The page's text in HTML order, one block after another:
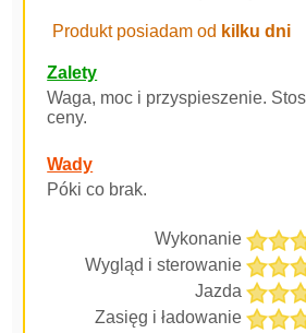
Produkt posiadam od kilku dni
Zalety
Waga, moc i przyspieszenie.
ceny.
Wady
Póki co brak.
Wykonanie
Wygląd i sterowanie
Jazda
Zasięg i ładowanie